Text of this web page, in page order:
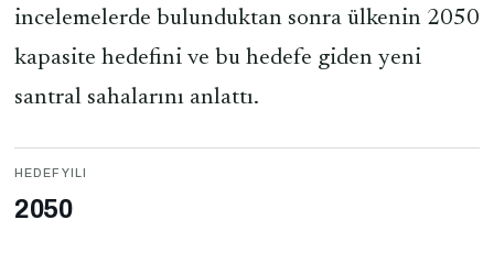
incelemelerde bulunduktan sonra ülkenin 2050
kapasite hedefini ve bu hedefe giden yeni
santral sahalarını anlattı.
HEDEF YILI
2050